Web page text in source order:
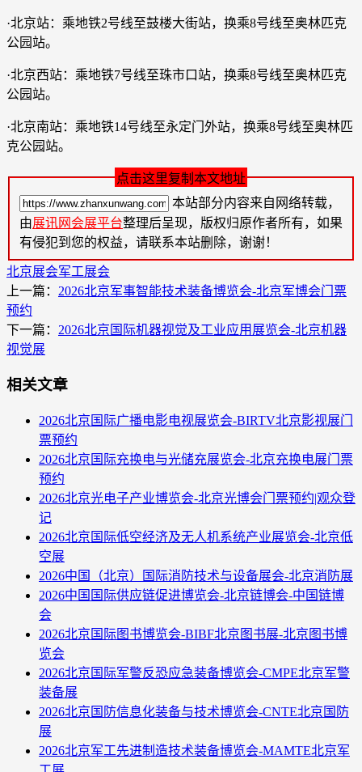
·北京站：乘地铁2号线至鼓楼大街站，换乘8号线至奥林匹克
公园站。
·北京西站：乘地铁7号线至珠市口站，换乘8号线至奥林匹克
公园站。
·北京南站：乘地铁14号线至永定门外站，换乘8号线至奥林匹
克公园站。
点击这里复制本文地址
本站部分内容来自网络转载，
由展讯网会展平台整理后呈现，版权归原作者所有，如果
有侵犯到您的权益，请联系本站删除，谢谢！
北京展会军工展会
上一篇： 2026北京军事智能技术装备博览会-北京军博会门票
预约
下一篇： 2026北京国际机器视觉及工业应用展览会-北京机器
视觉展
相关文章
2026北京国际广播电影电视展览会-BIRTV北京影视展门
票预约
2026北京国际充换电与光储充展览会-北京充换电展门票
预约
2026北京光电子产业博览会-北京光博会门票预约|观众登
记
2026北京国际低空经济及无人机系统产业展览会-北京低
空展
2026中国（北京）国际消防技术与设备展会-北京消防展
2026中国国际供应链促进博览会-北京链博会-中国链博
会
2026北京国际图书博览会-BIBF北京图书展-北京图书博
览会
2026北京国际军警反恐应急装备博览会-CMPE北京军警
装备展
2026北京国防信息化装备与技术博览会-CNTE北京国防
展
2026北京军工先进制造技术装备博览会-MAMTE北京军